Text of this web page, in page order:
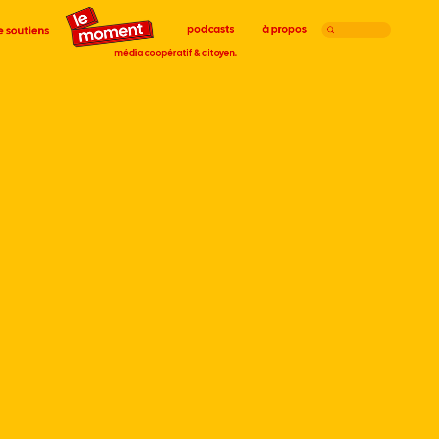
soutiens
média coopératif & citoyen.
podcasts à propos